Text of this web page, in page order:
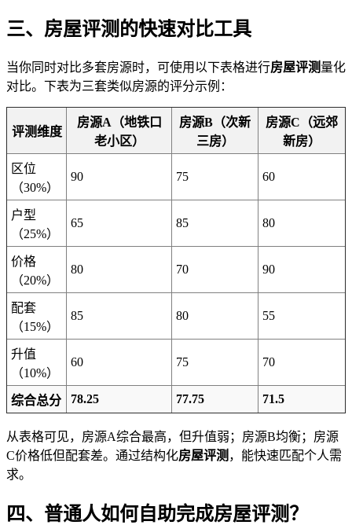
三、房屋评测的快速对比工具
当你同时对比多套房源时，可使用以下表格进行房屋评测量化
对比。下表为三套类似房源的评分示例：
评测维度
房源A（地铁口
老小区）
房源B（次新
三房）
房源C（远郊
新房）
区位
（30%）
90 75 60
户型
（25%）
65 85 80
价格
（20%）
80 70 90
配套
（15%）
85 80 55
升值
（10%）
60 75 70
综合总分 78.25 77.75 71.5
从表格可见，房源A综合最高，但升值弱；房源B均衡；房源
C价格低但配套差。通过结构化房屋评测 ，能快速匹配个人需
求。
四、普通人如何自助完成房屋评测？